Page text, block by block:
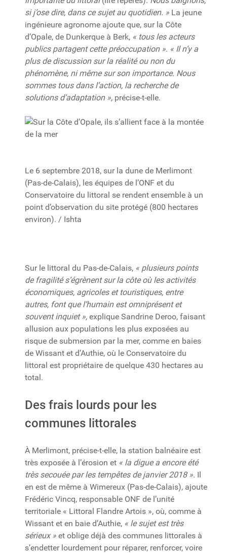
si j’ose dire, dans ce sujet au quotidien. » La jeune
ingénieure agronome ajoute que, sur la Côte
d’Opale, de Dunkerque à Berk, « tous les acteurs
publics partagent cette préoccupation ». « Il n’y a
plus de discussion sur la réalité ou non du
phénomène, ni même sur son importance. Nous
sommes tous dans l’action, la recherche de
solutions d’adaptation », précise-t-elle.
Le 6 septembre 2018, sur la dune de Merlimont
(Pas-de-Calais), les équipes de l’ONF et du
Conservatoire du littoral se rendent ensemble à un
point d’observation du site protégé (800 hectares
environ). / Ishta
Sur le littoral du Pas-de-Calais, « plusieurs points
de fragilité s’égrènent sur la côte où les activités
économiques, agricoles et touristiques, entre
autres, font que l’humain est omniprésent et
souvent inquiet », explique Sandrine Deroo, faisant
allusion aux populations les plus exposées au
risque de submersion par la mer, comme en baies
de Wissant et d’Authie, où le Conservatoire du
littoral est propriétaire de quelque 430 hectares au
total.
Des frais lourds pour les
communes littorales
À Merlimont, précise-t-elle, la station balnéaire est
très exposée à l’érosion et « la digue a encore été
très secouée par les tempêtes de janvier 2018 ». Il
en est de même à Wimereux (Pas-de-Calais), ajoute
Frédéric Vincq, responsable ONF de l’unité
territoriale « Littoral Flandre Artois », où, comme à
Wissant et en baie d’Authie, « le sujet est très
sérieux » et oblige déjà des communes littorales à
s’endetter lourdement pour réparer, renforcer, voire